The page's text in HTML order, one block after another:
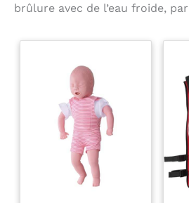
brûlure avec de l’eau froide,